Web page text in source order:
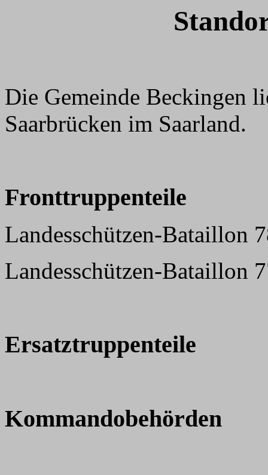
Die Gemeinde Beckingen
Saarbrücken im Saarland.
Fronttruppenteile
Landesschützen-Bataillon
Landesschützen-Bataillon
Ersatztruppenteile
Kommandobehörden